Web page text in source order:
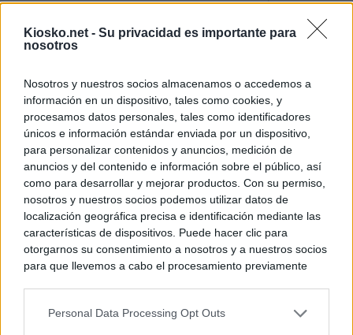
Kiosko.net - Su privacidad es importante para
nosotros
Nosotros y nuestros socios almacenamos o accedemos a
información en un dispositivo, tales como cookies, y
procesamos datos personales, tales como identificadores
únicos e información estándar enviada por un dispositivo,
para personalizar contenidos y anuncios, medición de
anuncios y del contenido e información sobre el público, así
como para desarrollar y mejorar productos. Con su permiso,
nosotros y nuestros socios podemos utilizar datos de
localización geográfica precisa e identificación mediante las
características de dispositivos. Puede hacer clic para
otorgarnos su consentimiento a nosotros y a nuestros socios
para que llevemos a cabo el procesamiento previamente
negar su consentimiento. Tenga en cuenta que algún
Personal Data Processing Opt Outs
El uso personal
Comunidad de
de Gran Vía
logró venderlo
© Kiosko.net Aviso Legal Privacidad y Cookies